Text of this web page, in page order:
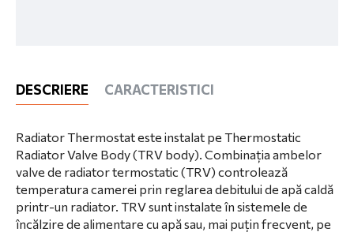
DESCRIERE CARACTERISTICI
Radiator Thermostat este instalat pe Thermostatic
Radiator Valve Body (TRV body). Combinația ambelor
valve de radiator termostatic (TRV) controlează
temperatura camerei prin reglarea debitului de apă caldă
printr-un radiator. TRV sunt instalate în sistemele de
încălzire de alimentare cu apă sau, mai puțin frecvent, pe